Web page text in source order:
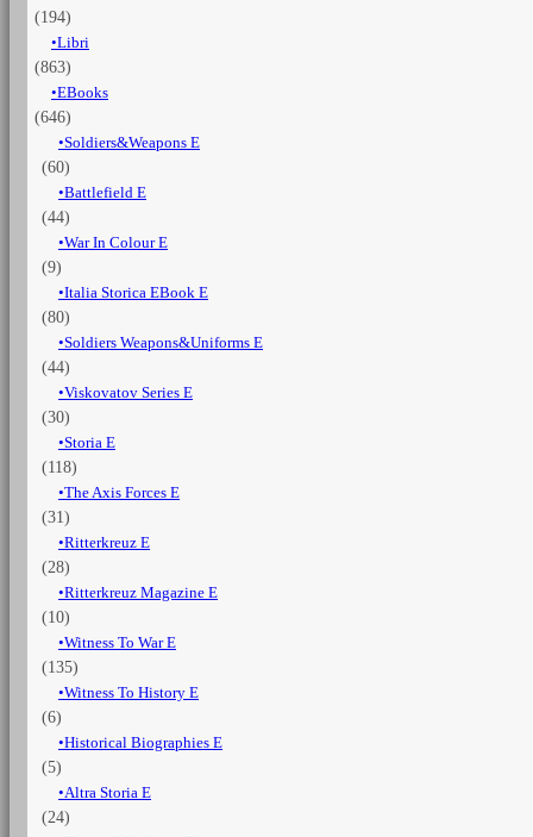
1943
quantità
(194)
Libri
(863)
EBooks
(646)
Soldiers&Weapons E
(60)
Battlefield E
(44)
War In Colour E
(9)
Italia Storica EBook E
(80)
Soldiers Weapons&Uniforms E
(44)
Viskovatov Series E
(30)
Storia E
(118)
The Axis Forces E
(31)
Ritterkreuz E
(28)
Ritterkreuz Magazine E
(10)
Witness To War E
(135)
Witness To History E
(6)
Historical Biographies E
(5)
Altra Storia E
(24)